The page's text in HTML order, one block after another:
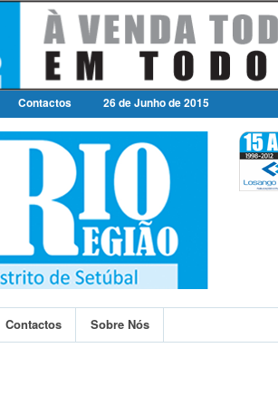
Contactos 26 de Junho de 2015
Contactos Sobre Nós